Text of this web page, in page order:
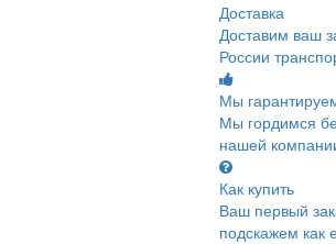
Доставка
Доставим ваш
России
Мы
Мы гордимся
нашей
Как купить
Ваш первый
подскажем как